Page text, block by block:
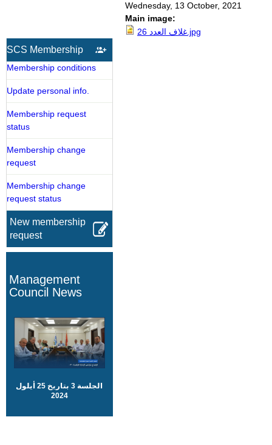
Wednesday, 13 October, 2021
Main image:
غلاف العدد 26.jpg
SCS Membership
Membership conditions
Update personal info.
Membership request
status
Membership change
request
Membership change
request status
New membership
request
Management
Council News
الجلسة 3 بتاريخ 25 أيلول
2024